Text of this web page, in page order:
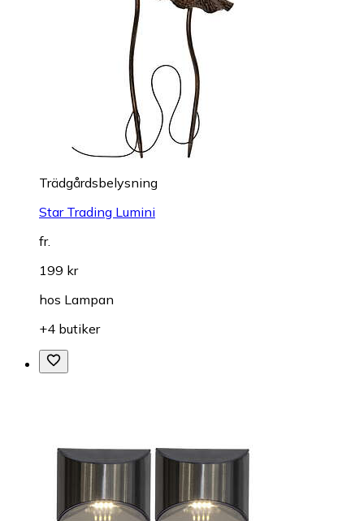
Trädgårdsbelysning
Star Trading Lumini
fr.
199 kr
hos Lampan
+4 butiker